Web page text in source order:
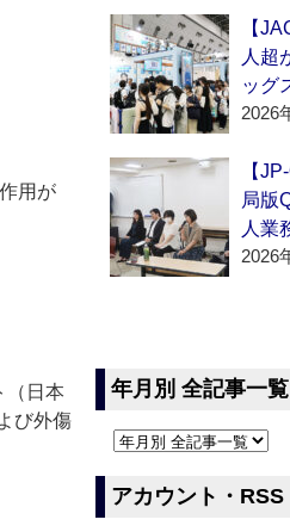
用が
（日本
び外傷
【
人超
ッグ
2026
【
局版
人業
2026
年月別 全記事一覧
アカウント・RSS